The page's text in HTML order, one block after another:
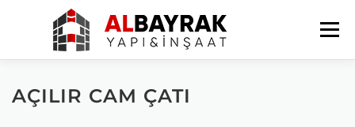
Menü
ANA SAYFA HAKKIMIZDA
AÇILIR CAM ÇATI